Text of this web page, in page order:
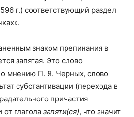
г.) соответствующий раздел
знаком препинания в
запятая. Это слово
мнению П. Я. Черных, слово
субстантивации (перехода в
причастия
глагола запяти(ся), что значит